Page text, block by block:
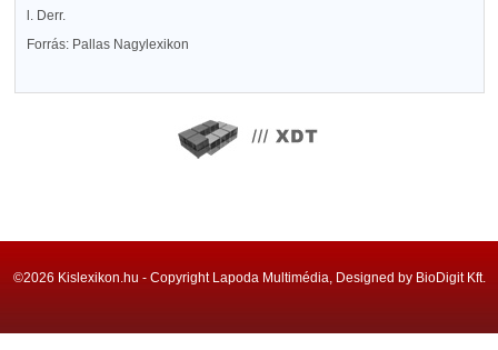
l. Derr.
Forrás: Pallas Nagylexikon
©2026 Kislexikon.hu - Copyright Lapoda Multimédia, Designed by BioDigit Kft.